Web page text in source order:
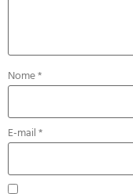
Nome*
E-mail*